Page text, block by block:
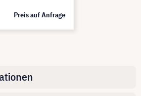
Preis auf Anfrage